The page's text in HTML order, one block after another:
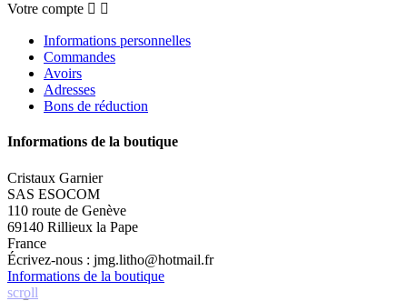
Votre compte  
Informations personnelles
Commandes
Avoirs
Adresses
Bons de réduction
Informations de la boutique
Cristaux Garnier
SAS ESOCOM
110 route de Genève
69140 Rillieux la Pape
France
Écrivez-nous : jmg.litho@hotmail.fr
Informations de la boutique
scroll